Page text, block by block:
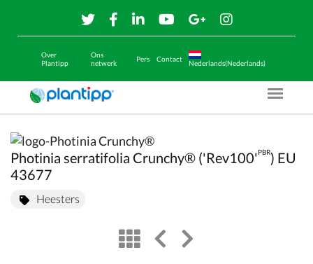
Over
Plantipp
Ons
netwerk
Pers Contact
Nederlands(Nederlands)
Menu
Photinia serratifolia Crunchy® ('Rev100' PBR) EU
43677
Heesters
viewleft arrow
right arrow